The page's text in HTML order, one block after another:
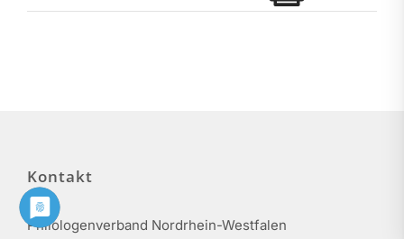
Kontakt
Philologenverband Nordrhein-Westfalen